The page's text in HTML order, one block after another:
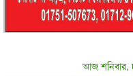
আজ শনিবার,